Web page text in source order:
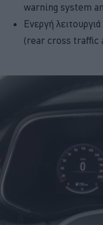
warning system
Ενεργή
(rear cross traffic